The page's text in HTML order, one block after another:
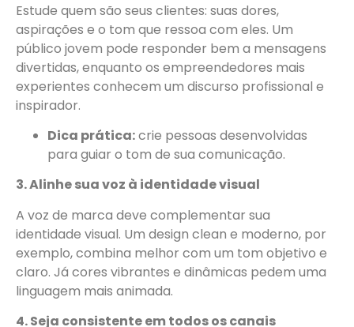
Estude quem são seus clientes: suas dores,
aspirações e o tom que ressoa com eles. Um
público jovem pode responder bem a mensagens
divertidas, enquanto os empreendedores mais
experientes conhecem um discurso profissional e
inspirador.
Dica prática:crie pessoas desenvolvidas
para guiar o tom de sua comunicação.
3. Alinhe sua voz à identidade visual
A voz de marca deve complementar sua
identidade visual. Um design clean e moderno, por
exemplo, combina melhor com um tom objetivo e
claro. Já cores vibrantes e dinâmicas pedem uma
linguagem mais animada.
4. Seja consistente em todos os canais